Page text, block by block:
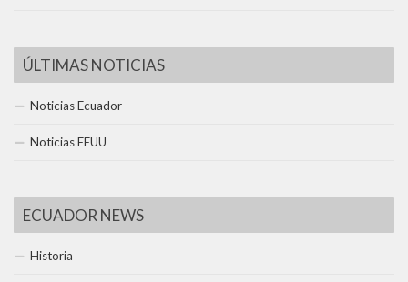
ÚLTIMAS NOTICIAS
Noticias Ecuador
Noticias EEUU
ECUADOR NEWS
Historia